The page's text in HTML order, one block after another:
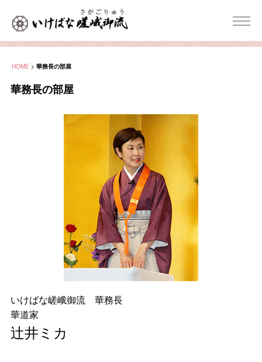
HOME > 華務長の部屋
華務長の部屋
いけばな嵯峨御流 華務長
華道家
辻井ミカ